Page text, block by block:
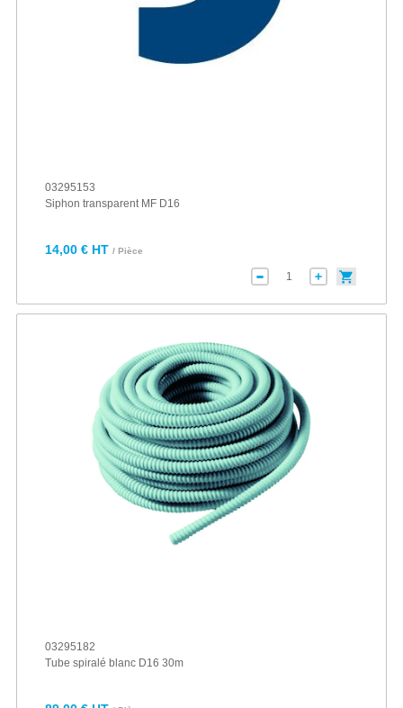
03295153
Siphon transparent MF D16
14,00 € HT / Pièce
03295182
Tube spiralé blanc D16 30m